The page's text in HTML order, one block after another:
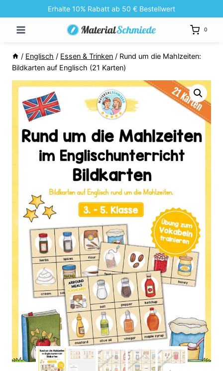
Inhalt
springen
Erhalte 10% Rabatt ab 50 € Bestellwert
0
/ Englisch / Essen & Trinken / Rund um die Mahlzeiten:
Bildkarten auf Englisch (21 Karten)